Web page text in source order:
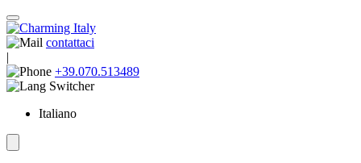
contattaci
|
+39.070.513489
Italiano